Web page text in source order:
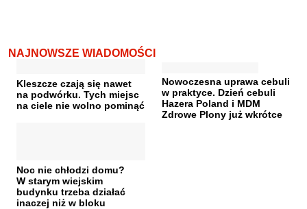
NAJNOWSZE WIADOMOŚCI
Kleszcze czają się nawet
na podwórku. Tych miejsc
na ciele nie wolno pominąć
Nowoczesna uprawa cebuli
w praktyce. Dzień cebuli
Hazera Poland i MDM
Zdrowe Plony już wkrótce
Noc nie chłodzi domu?
W starym wiejskim
budynku trzeba działać
inaczej niż w bloku